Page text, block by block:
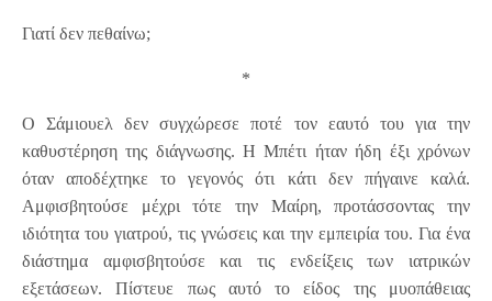
Γιατί δεν πεθαίνω;
*
Ο Σάμιουελ δεν συγχώρεσε ποτέ τον εαυτό του για την
καθυστέρηση της διάγνωσης. Η Μπέτι ήταν ήδη έξι χρόνων
όταν αποδέχτηκε το γεγονός ότι κάτι δεν πήγαινε καλά.
Αμφισβητούσε μέχρι τότε την Μαίρη, προτάσσοντας την
ιδιότητα του γιατρού, τις γνώσεις και την εμπειρία του. Για ένα
διάστημα αμφισβητούσε και τις ενδείξεις των ιατρικών
εξετάσεων. Πίστευε πως αυτό το είδος της μυοπάθειας